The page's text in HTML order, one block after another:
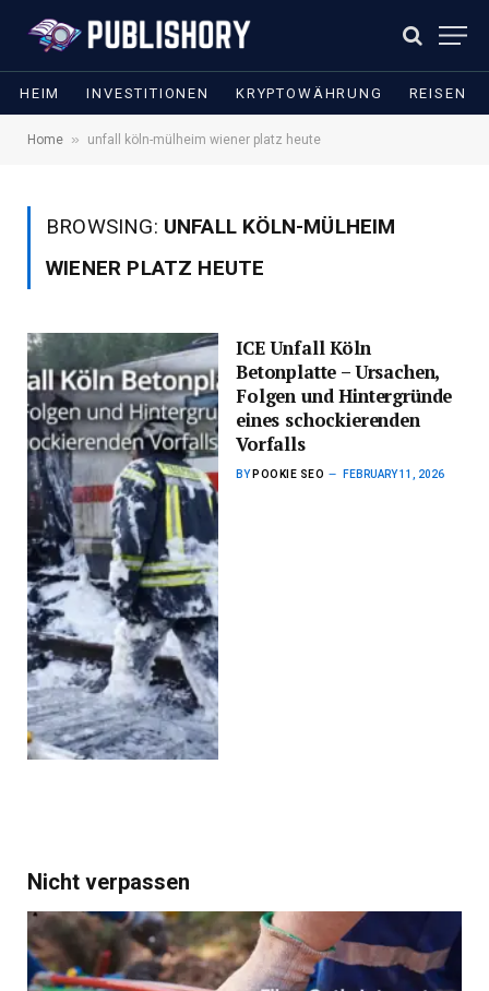
HEIM INVESTITIONEN KRYPTOWÄHRUNG REISEN
Home » unfall köln-mülheim wiener platz heute
BROWSING: UNFALL KÖLN-MÜLHEIM
WIENER PLATZ HEUTE
ICE Unfall Köln
Betonplatte – Ursachen,
Folgen und Hintergründe
eines schockierenden
Vorfalls
BY POOKIE SEO FEBRUARY 11, 2026
Nicht verpassen